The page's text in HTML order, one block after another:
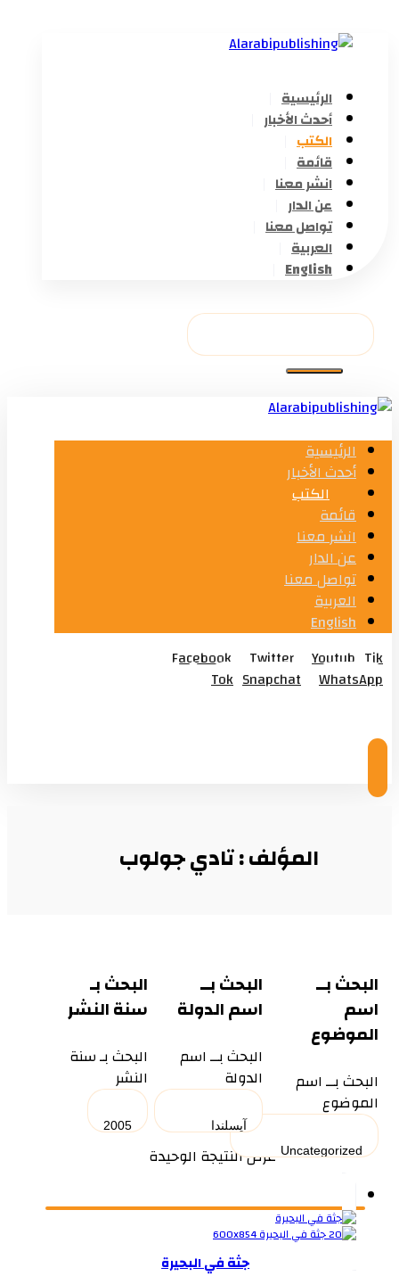
الرئيسية
أحدث الأخبار
الكتب
قائمة
انشر معنا
عن الدار
تواصل معنا
العربية
English
الرئيسية
أحدث الأخبار
الكتب
قائمة
انشر معنا
عن الدار
تواصل معنا
العربية
English
Facebook
Twitter Youtub Tik
Tok Snapchat
WhatsApp
المؤلف : تادي جولوب
البحث بــ
اسم
الموضوع
البحث بــ اسم
الموضوع
البحث بــ
اسم الدولة
البحث بــ اسم
الدولة
البحث بـ
سنة النشر
البحث بـ سنة
النشر
عرض النتيجة الوحيدة
جثة في البحيرة